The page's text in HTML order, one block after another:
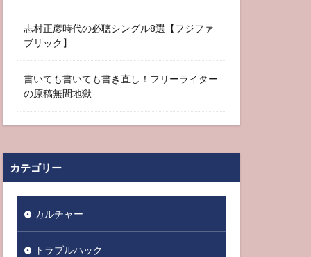
志村正彦時代の必聴シングル8選【フジファ
ブリック】
書いても書いても書き直し！フリーライター
の原稿無間地獄
カテゴリー
カルチャー
トラブルハック